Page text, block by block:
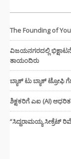
The Founding of
ವಿಜಯನಗರದಲ್ಲಿ ಭಿಕ್ಷಾಟನೆ
ತಾಯಂದಿರು
ಬ್ಯಾಕ್ ಟು ಬ್ಯಾಕ್ ಟ್ರೋಫಿ
ಶಿಕ್ಷಕರಿಗೆ ಎಐ (AI)
“ಸಿದ್ದರಾಮಯ್ಯ ಸೀಕ್ರೆಟ್